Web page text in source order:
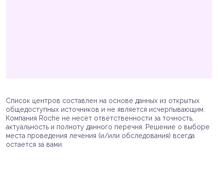
Список центров составлен на основе данных из открытых
общедоступных источников и не является исчерпывающим.
Компания Roche не несет ответственности за точность,
актуальность и полноту данного перечня. Решение о выборе
места проведения лечения (и/или обследования) всегда
остается за вами.